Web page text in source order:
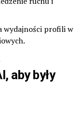
wydajności profili w
aby były